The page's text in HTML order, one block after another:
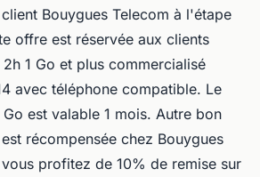
Bouygues Telecom à l'étape
offre est réservée aux clients
1 Go et plus commercialisé
avec téléphone compatible. Le
est valable 1 mois. Autre bon
récompensée chez Bouygues
profitez de 10% de remise sur